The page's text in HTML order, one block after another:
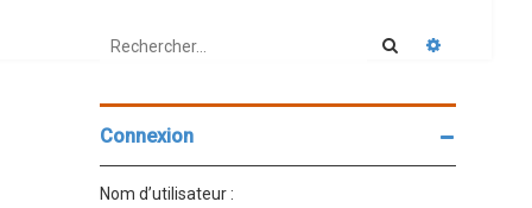
Rechercher
Connexion
Nom d’utilisateur :